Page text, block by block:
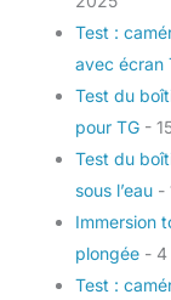
Test :
avec écran
Test du
pour TG -
Test du
sous l’eau -
Immersion
plongée - 4
Test :